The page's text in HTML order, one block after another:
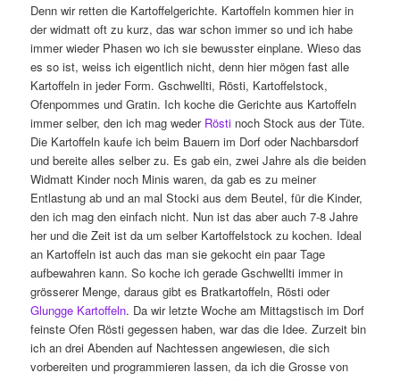
Denn wir retten die Kartoffelgerichte. Kartoffeln kommen hier in
der widmatt oft zu kurz, das war schon immer so und ich habe
immer wieder Phasen wo ich sie bewusster einplane. Wieso das
es so ist, weiss ich eigentlich nicht, denn hier mögen fast alle
Kartoffeln in jeder Form. Gschwellti, Rösti, Kartoffelstock,
Ofenpommes und Gratin. Ich koche die Gerichte aus Kartoffeln
immer selber, den ich mag wederRösti noch Stock aus der Tüte.
Die Kartoffeln kaufe ich beim Bauern im Dorf oder Nachbarsdorf
und bereite alles selber zu. Es gab ein, zwei Jahre als die beiden
Widmatt Kinder noch Minis waren, da gab es zu meiner
Entlastung ab und an mal Stocki aus dem Beutel, für die Kinder,
den ich mag den einfach nicht. Nun ist das aber auch 7-8 Jahre
her und die Zeit ist da um selber Kartoffelstock zu kochen. Ideal
an Kartoffeln ist auch das man sie gekocht ein paar Tage
aufbewahren kann. So koche ich gerade Gschwellti immer in
grösserer Menge, daraus gibt es Bratkartoffeln, Rösti oder
Glungge Kartoffeln. Da wir letzte Woche am Mittagstisch im Dorf
feinste Ofen Rösti gegessen haben, war das die Idee. Zurzeit bin
ich an drei Abenden auf Nachtessen angewiesen, die sich
vorbereiten und programmieren lassen, da ich die Grosse von